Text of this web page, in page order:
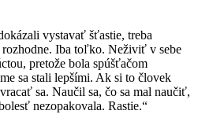
vystavať šťastie, treba
Iba toľko. Neživiť v sebe
pretože bola spúšťačom
sa stali lepšími. Ak si to človek
sa. Naučil sa, čo sa mal naučiť,
nezopakovala. Rastie.“